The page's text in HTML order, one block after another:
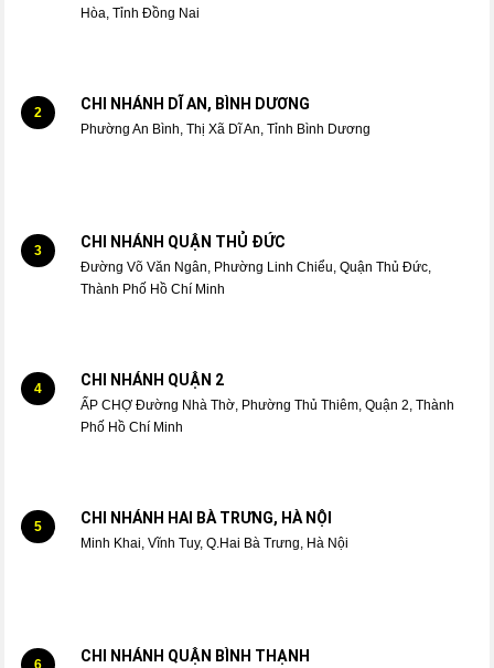
Hòa, Tỉnh Đồng Nai
2 CHI NHÁNH DĨ AN, BÌNH DƯƠNG
Phường An Bình, Thị Xã Dĩ An, Tỉnh Bình Dương
3 CHI NHÁNH QUẬN THỦ ĐỨC
Đường Võ Văn Ngân, Phường Linh Chiểu, Quận Thủ Đức,
Thành Phố Hồ Chí Minh
4 CHI NHÁNH QUẬN 2
ẤP CHỢ Đường Nhà Thờ, Phường Thủ Thiêm, Quận 2, Thành
Phố Hồ Chí Minh
5 CHI NHÁNH HAI BÀ TRƯNG, HÀ NỘI
Minh Khai, Vĩnh Tuy, Q.Hai Bà Trưng, Hà Nội
6 CHI NHÁNH QUẬN BÌNH THẠNH